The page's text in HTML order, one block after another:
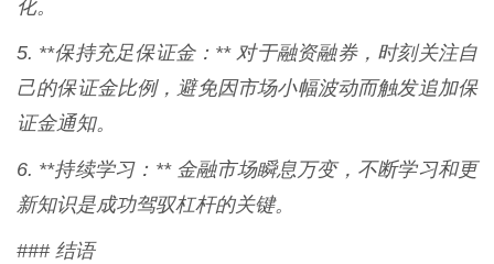
化。
5. **保持充足保证金：** 对于融资融券，时刻关注自
己的保证金比例，避免因市场小幅波动而触发追加保
证金通知。
6. **持续学习：** 金融市场瞬息万变，不断学习和更
新知识是成功驾驭杠杆的关键。
### 结语